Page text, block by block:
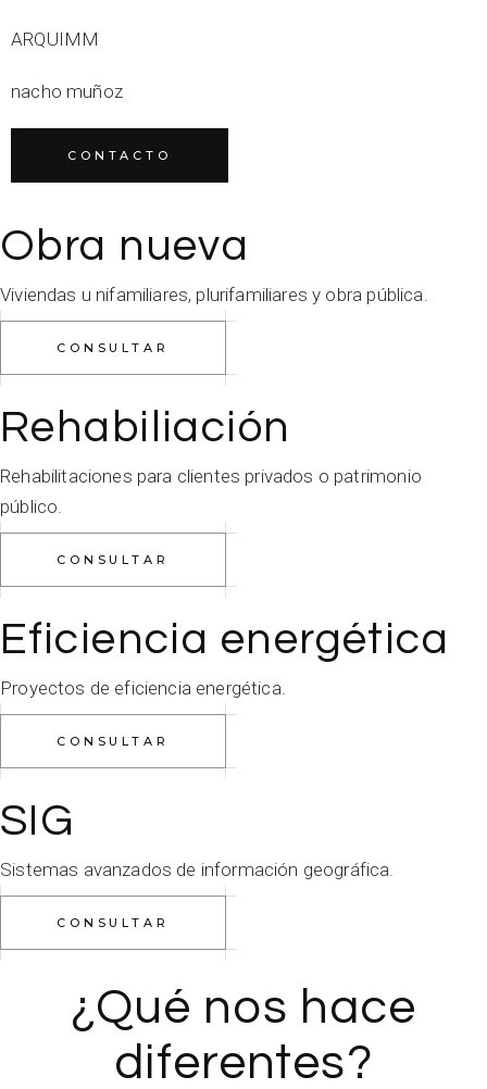
ARQUIMM
nacho muñoz
CONTACTO
Obra nueva
Viviendas u nifamiliares, plurifamiliares y obra pública.
CONSULTAR
Rehabiliación
Rehabilitaciones para clientes privados o patrimonio
público.
CONSULTAR
Eficiencia energética
Proyectos de eficiencia energética.
CONSULTAR
SIG
Sistemas avanzados de información geográfica.
CONSULTAR
¿Qué nos hace
diferentes?